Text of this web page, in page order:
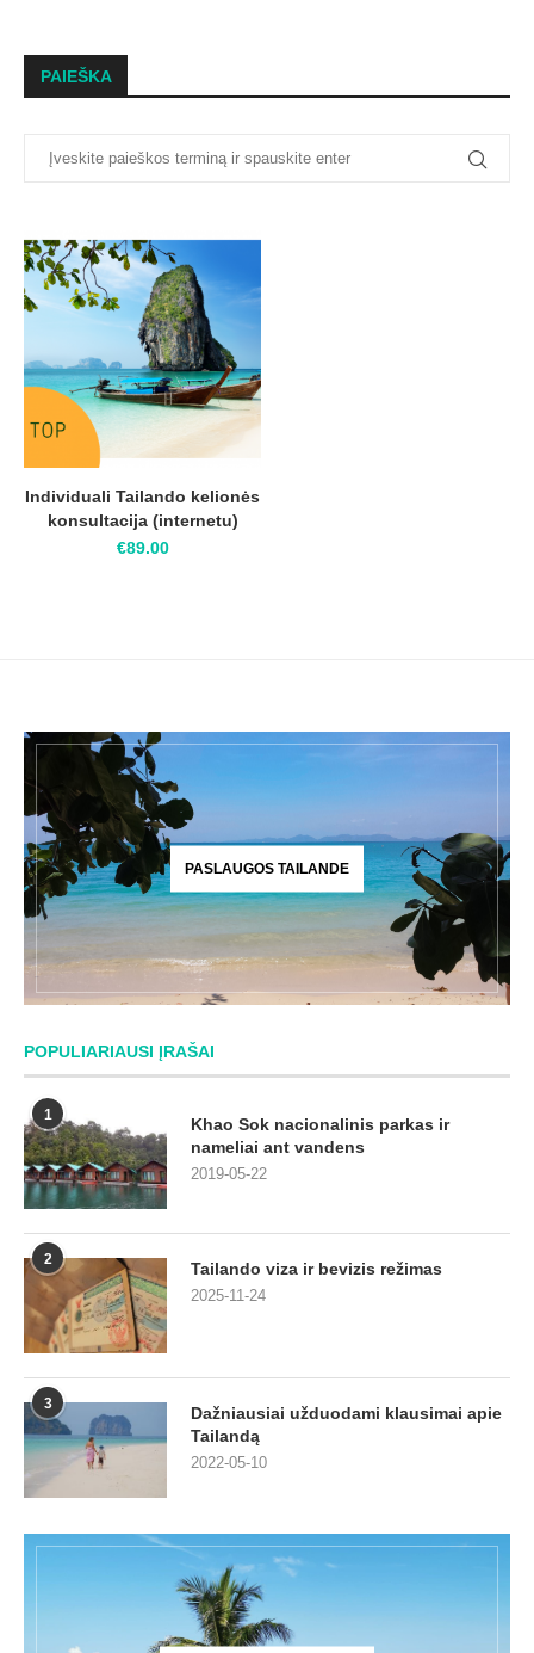
PAIEŠKA
Individuali Tailando kelionės
konsultacija (internetu)
€89.00
PASLAUGOS TAILANDE
POPULIARIAUSI ĮRAŠAI
1
Khao Sok nacionalinis parkas ir
nameliai ant vandens
2019-05-22
2 Tailando viza ir bevizis režimas
2025-11-24
3
Dažniausiai užduodami klausimai apie
Tailandą
2022-05-10